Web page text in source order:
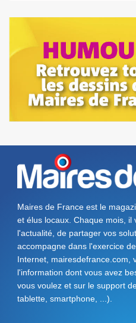
Maires de France est le
et élus locaux. Chaque mois,
l'actualité, de partager vos
accompagne dans l'exercice
Internet, mairesdefrance.com,
l'information dont vous avez
vous voulez et sur le support
tablette, smartphone, ...).